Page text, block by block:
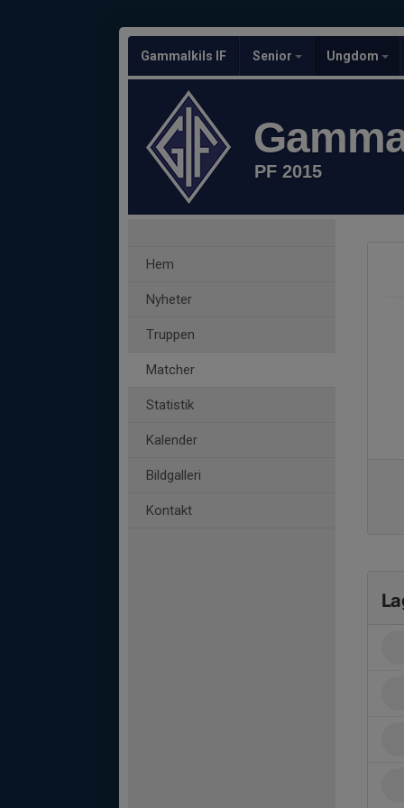
Gammalkils IF Senior Ungdom
PF 2015
Hem
Nyheter
Truppen
Matcher
Statistik
Kalender
Bildgalleri
Kontakt